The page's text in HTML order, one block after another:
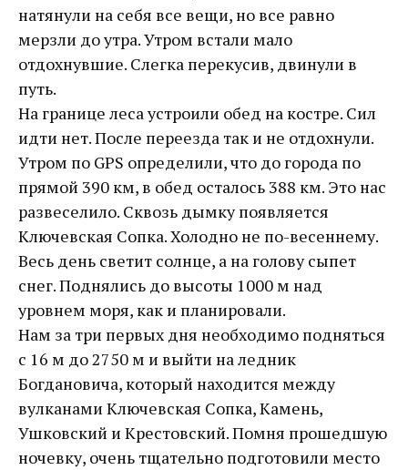
натянули на себя все вещи, но все равно
мерзли до утра. Утром встали мало
отдохнувшие. Слегка перекусив, двинули в
путь.
На границе леса устроили обед на костре. Сил
идти нет. После переезда так и не отдохнули.
Утром по GPS определили, что до города по
прямой 390 км, в обед осталось 388 км. Это нас
развеселило. Сквозь дымку появляется
Ключевская Сопка. Холодно не по-весеннему.
Весь день светит солнце, а на голову сыпет
снег. Поднялись до высоты 1000 м над
уровнем моря, как и планировали.
Нам за три первых дня необходимо подняться
с 16 м до 2750 м и выйти на ледник
Богдановича, который находится между
вулканами Ключевская Сопка, Камень,
Ушковский и Крестовский. Помня прошедшую
ночевку, очень тщательно подготовили место